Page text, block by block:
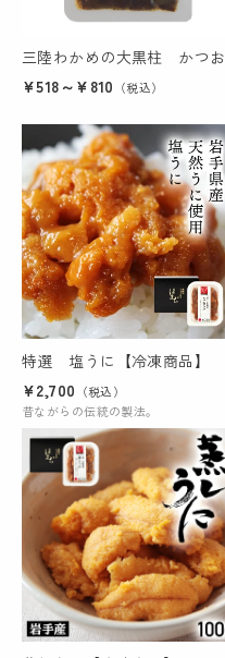
三陸わかめの大黒柱 かつお
¥518～¥810 （税込）
特選 塩うに【冷凍商品】
¥2,700 （税込）
昔ながらの伝統の製法。